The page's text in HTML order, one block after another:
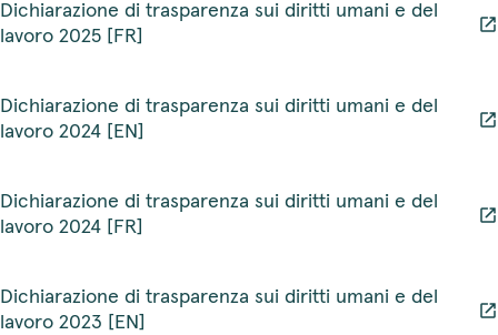
Dichiarazione di trasparenza sui diritti umani e del
lavoro 2025 [FR]
Dichiarazione di trasparenza sui diritti umani e del
lavoro 2024 [EN]
Dichiarazione di trasparenza sui diritti umani e del
lavoro 2024 [FR]
Dichiarazione di trasparenza sui diritti umani e del
lavoro 2023 [EN]